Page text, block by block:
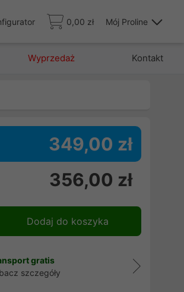
0,00 zł Mój Proline
Wyprzedaż Kontakt
349,00 zł
356,00 zł
Dodaj do koszyka
gratis
szczegóły